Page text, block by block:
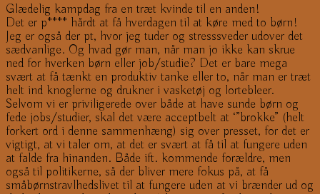
Glædelig kampdag fra en træt kvinde til en anden!
Det er p**** hårdt at få hverdagen til at køre med to børn!
Jeg er også der pt, hvor jeg tuder og stresssveder udover det
sædvanlige. Og hvad gør man, når man jo ikke kan skrue
ned for hverken børn eller job/studie? Det er bare mega
svært at få tænkt en produktiv tanke eller to, når man er træt
helt ind knoglerne og drukner i vasketøj og lortebleer.
Selvom vi er priviligerede over både at have sunde børn og
fede jobs/studier, skal det være acceptbelt at ‘”brokke” (helt
forkert ord i denne sammenhæng) sig over presset, for det er
vigtigt, at vi taler om, at det er svært at få til at fungere uden
at falde fra hinanden. Både ift. kommende forældre, men
også til politikerne, så der bliver mere fokus på, at få
småbørnstravlhedslivet til at fungere uden at vi brænder ud og